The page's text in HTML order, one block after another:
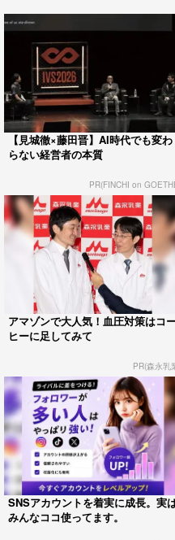
【見城徹×藤田晋】AI時代でも変わ
らない経営者の本質
PR(FINCHI on
アマゾンで大人気！血圧対策はコ
ヒーに足してみて
PR(森永乳
SNSアカウントを着実に成長。実
みんなココ使ってます。